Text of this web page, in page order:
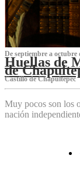
De septiembre a octubre
Huellas de
de
Castillo de Chapultepec
Muy pocos son los
nación